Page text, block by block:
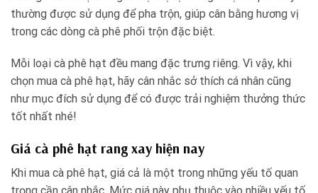
thường được sử dụng để pha trộn, giúp cân bằng hương vị
trong các dòng cà phê phối trộn đặc biệt.
Mỗi loại cà phê hạt đều mang đặc trưng riêng. Vì vậy, khi
chọn mua cà phê hạt, hãy cân nhắc sở thích cá nhân cũng
như mục đích sử dụng để có được trải nghiệm thưởng thức
tốt nhất nhé!
Giá cà phê hạt rang xay hiện nay
Khi mua cà phê hạt, giá cả là một trong những yếu tố quan